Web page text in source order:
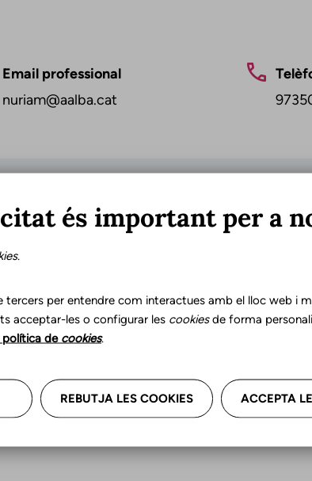
Email professional
nuriam@aalba.cat
d'edat
gran
és important per a
.
tercers per entendre com interactues amb el lloc web i
acceptar-les o configurar les cookiesde forma
política de cookies.
REBUTJA LES COOKIES ACCEPTA